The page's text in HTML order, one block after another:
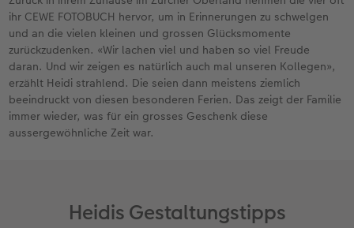
ihr CEWE FOTOBUCH hervor, um in Erinnerungen zu schwelgen
und an die vielen kleinen und grossen Glücksmomente
zurückzudenken. «Wir lachen viel und haben so viel Freude
daran. Und wir zeigen es natürlich auch mal unseren Kollegen»,
erzählt Heidi strahlend. Die seien dann meistens ziemlich
beeindruckt von diesen besonderen Ferien. Das zeigt der Familie
immer wieder, was für ein grosses Geschenk diese
aussergewöhnliche Zeit war.
Heidis Gestaltungstipps